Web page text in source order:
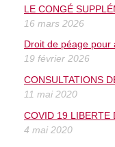
LE CONGÉ
16 mars 2026
Droit de péage pour
19 février 2026
CONSULTATIONS
11 mai 2020
COVID 19 LIBERTE
4 mai 2020